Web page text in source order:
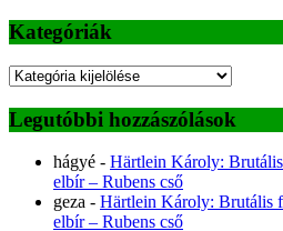
Kategóriák
Kategóriák
Legutóbbi hozzászólások
hágyé - Härtlein Károly:
elbír – Rubens cső
geza - Härtlein Károly: Brutális
elbír – Rubens cső